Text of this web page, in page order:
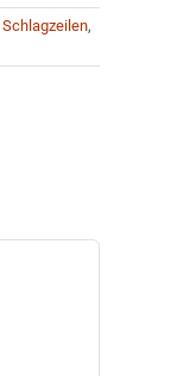
Schlagzeilen,